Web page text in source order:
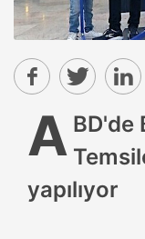
A BD'de
yapılıyor